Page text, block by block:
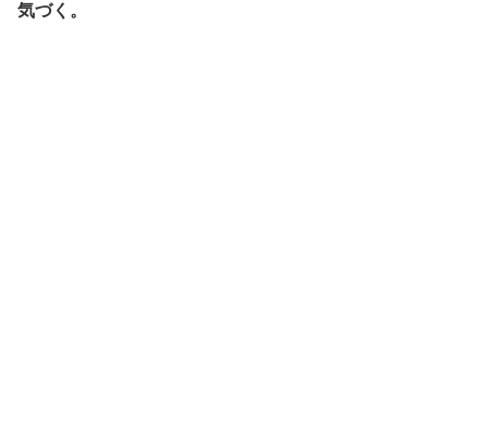
気づく。